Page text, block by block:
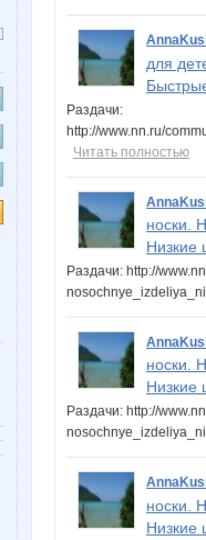
для
Раздачи:
http://www.nn.ru/
Читать полностью
носки.
Низкие
Раздачи: http://
носки.
Низкие
Раздачи: http://
носки.
Низкие